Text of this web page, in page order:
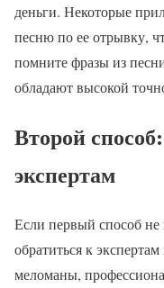
деньги. Некоторые
песню по ее отрывку,
помните фразы из
обладают высокой
Второй
экспертам
Если первый способ не
обратиться к
меломаны,